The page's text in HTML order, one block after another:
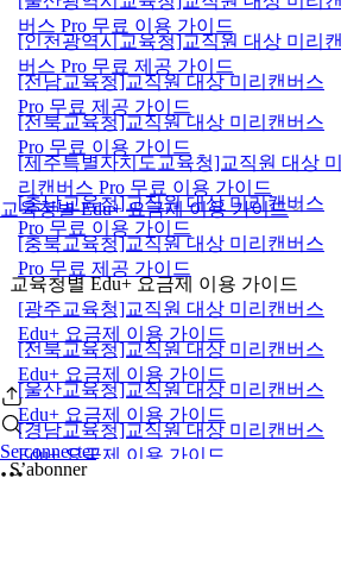
교육청별 Edu+ 요금제 이용 가이드
Se connecter
버스 Pro 무료 이용 가이드
[인천광역시교육청]교직원 대상 미리캔
버스 Pro 무료 제공 가이드
[전남교육청]교직원 대상 미리캔버스
Pro 무료 제공 가이드
[전북교육청]교직원 대상 미리캔버스
Pro 무료 이용 가이드
[제주특별자치도교육청]교직원 대상 미
리캔버스 Pro 무료 이용 가이드
[충남교육청]교직원 대상 미리캔버스
Pro 무료 이용 가이드
[충북교육청]교직원 대상 미리캔버스
Pro 무료 제공 가이드
교육청별 Edu+ 요금제 이용 가이드
[광주교육청]교직원 대상 미리캔버스
Edu+ 요금제 이용 가이드
[전북교육청]교직원 대상 미리캔버스
Edu+ 요금제 이용 가이드
[울산교육청]교직원 대상 미리캔버스
Edu+ 요금제 이용 가이드
[경남교육청]교직원 대상 미리캔버스
Edu+ 요금제 이용 가이드
S’abonner